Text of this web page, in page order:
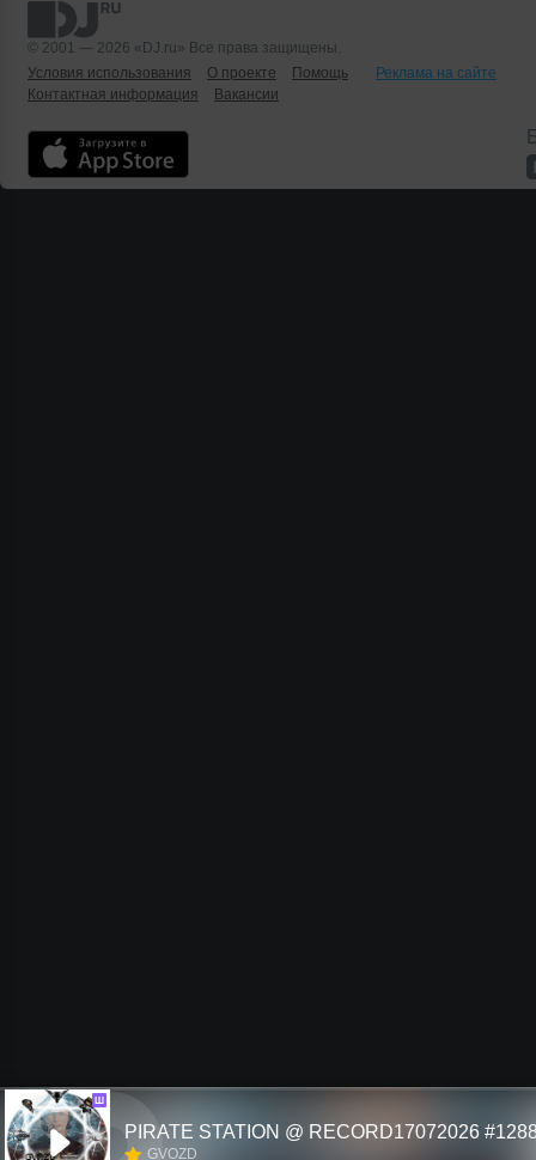
© 2001 — 2026 «DJ.ru» Все права защищены.
Условия использования
О проекте Помощь
Реклама на сайте
Контактная информация
Вакансии
Ш
PIRATE STATION @ RECORD17072026
GVOZD